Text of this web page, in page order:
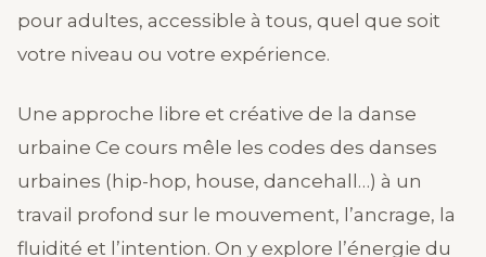
pour adultes, accessible à tous, quel que soit
votre niveau ou votre expérience.
Une approche libre et créative de la danse
urbaine Ce cours mêle les codes des danses
urbaines (hip-hop, house, dancehall…) à un
travail profond sur le mouvement, l’ancrage, la
fluidité et l’intention. On y explore l’énergie du